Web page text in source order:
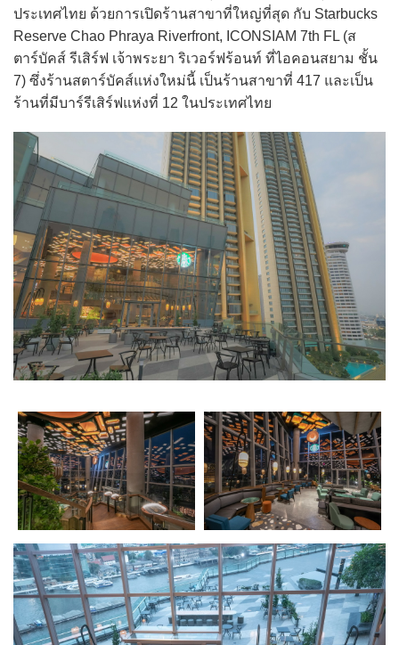
ประเทศไทย ด้วยการเปิดร้านสาขาที่ใหญ่ที่สุด กับ Starbucks
Reserve Chao Phraya Riverfront, ICONSIAM 7th FL (ส
ตาร์บัคส์ รีเสิร์ฟ เจ้าพระยา ริเวอร์ฟร้อนท์ ที่ไอคอนสยาม ชั้น
7) ซึ่งร้านสตาร์บัคส์แห่งใหม่นี้ เป็นร้านสาขาที่ 417 และเป็น
ร้านที่มีบาร์รีเสิร์ฟแห่งที่ 12 ในประเทศไทย